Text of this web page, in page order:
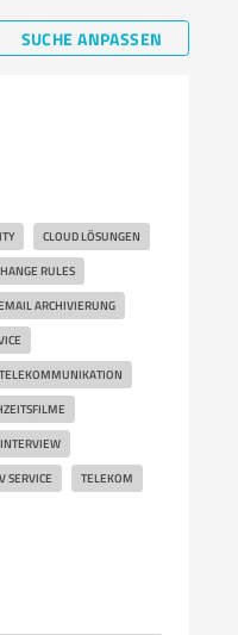
SUCHE ANPASSEN
CLOUD LÖSUNGEN
RULES
ARCHIVIERUNG
INTERVIEW
SERVICE TELEKOM